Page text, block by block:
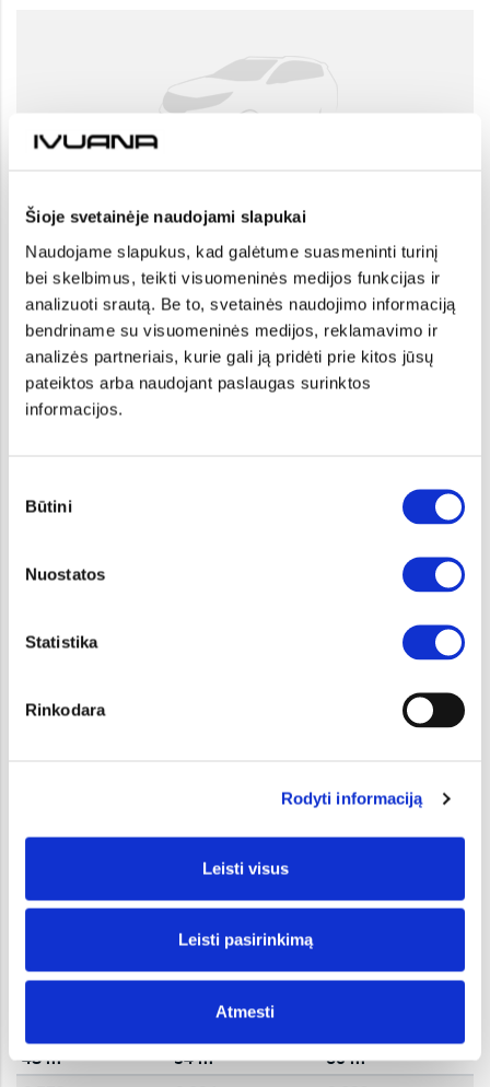
Šioje svetainėje naudojami slapukai
Naudojame slapukus, kad galėtume suasmeninti turinį
bei skelbimus, teikti visuomeninės medijos funkcijas ir
analizuoti srautą. Be to, svetainės naudojimo informaciją
bendriname su visuomeninės medijos, reklamavimo ir
analizės partneriais, kurie gali ją pridėti prie kitos jūsų
pateiktos arba naudojant paslaugas surinktos
informacijos.
pasirinkimas
Būtini
Nuostatos
Statistika
Rinkodara
Rodyti informaciją
Leisti visus
Leisti pasirinkimą
Atmesti
Pradinė kaina:50 740 €
GT-Line
IŠSAMIAU
Jūsų EV4
Kaina nuo: 42 190 €
Finansų skaičiuoklė
Mokėjimo grafikas (mėnesinis)
48 m 54 m
60 m